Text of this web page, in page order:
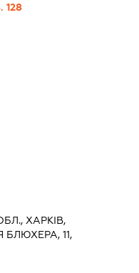
128
ХАРКІВ,
БЛЮХЕРА, 11,